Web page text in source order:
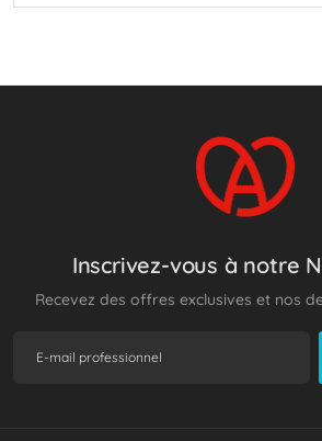
Inscrivez-vous à notre
Recevez des offres exclusives et nos